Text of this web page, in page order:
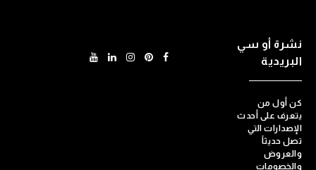
نشرة أو سي
البريدية
كن أول من
يتعرف على أحدث
الإصدارات التي
تصل حديثاً
والعروض
والخصومات